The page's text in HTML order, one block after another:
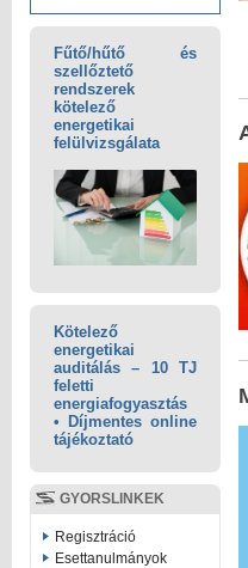
Fűtő/hűtő és
szellőztető
rendszerek
kötelező
energetikai
felülvizsgálata
Kötelező
energetikai
auditálás – 10 TJ
feletti
energiafogyasztás
• Díjmentes online
tájékoztató
GYORSLINKEK
Regisztráció
Esettanulmányok